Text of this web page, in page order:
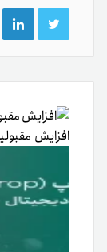
توییتر
افزایش